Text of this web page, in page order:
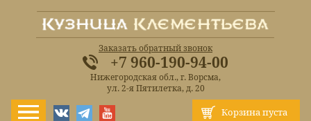
Корзина пуста
Заказать обратный звонок
+7 960-190-94-00
Нижегородская обл., г. Ворсма,
ул. 2-я Пятилетка, д. 20